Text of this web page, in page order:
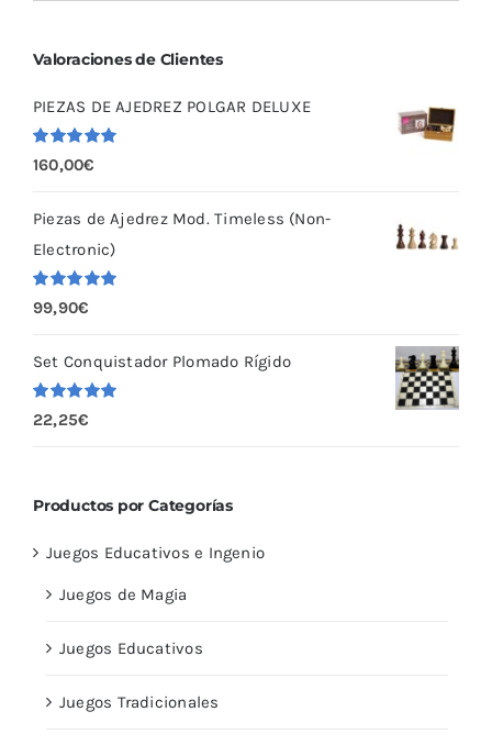
Valoraciones de Clientes
PIEZAS DE AJEDREZ POLGAR DELUXE
Valorado
con 5.00
160,00€
Piezas de Ajedrez Mod. Timeless (Non-
Electronic)
Valorado
con 5.00
99,90€
Set Conquistador Plomado Rígido
Valorado
con
5.00
22,25€
Productos por Categorías
Juegos Educativos e Ingenio
Juegos de Magia
Juegos Educativos
Juegos Tradicionales